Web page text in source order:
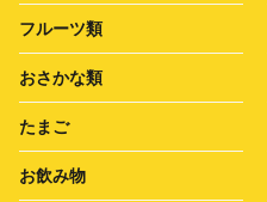
フルーツ類
おさかな類
たまご
お飲み物